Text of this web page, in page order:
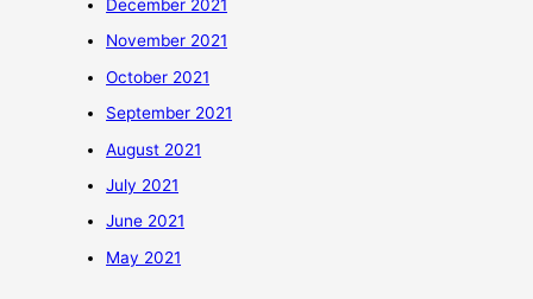
December 2021
November 2021
October 2021
September 2021
August 2021
July 2021
June 2021
May 2021